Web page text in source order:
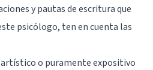
y pautas de escritura que
psicólogo, ten en cuenta las
artístico o puramente expositivo